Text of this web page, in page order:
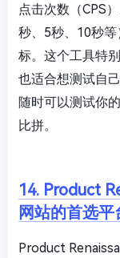
点击次数（CPS
秒、5秒、10秒
标。这个工具特
也适合想测试自
随时可以测试你
比拼。
14. Product
网站的首选平
Product